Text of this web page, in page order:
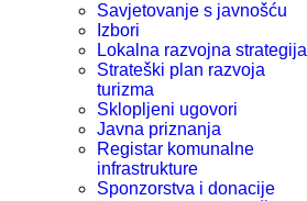
Savjetovanje s javnošću
Izbori
Lokalna razvojna strategija
Strateški plan razvoja
turizma
Sklopljeni ugovori
Javna priznanja
Registar komunalne
infrastrukture
Sponzorstva i donacije